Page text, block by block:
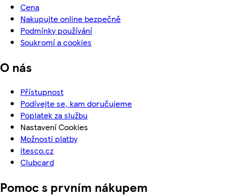
Cena
Nakupujte online bezpečně
Podmínky používání
Soukromí a cookies
O nás
Přístupnost
Podívejte se, kam doručujeme
Poplatek za službu
Nastavení Cookies
Možnosti platby
itesco.cz
Clubcard
Pomoc s prvním nákupem